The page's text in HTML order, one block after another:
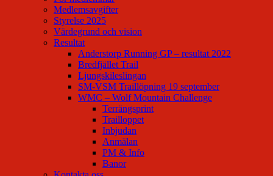
Medlemsavgifter
Styrelse 2025
Värdegrund och vision
Resultat
Anderstorp Running GP – resultat 2022
Bredfjället Trail
Ljungskileslingan
SM-VSM Traillöpning 19 september
WMC – Wolf Mountain Challenge
Terrängsprint
Trailloppet
Inbjudan
Anmälan
PM & Info
Banor